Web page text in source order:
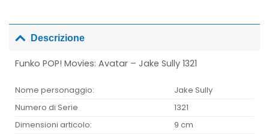
Descrizione
Funko POP! Movies: Avatar – Jake Sully 1321
Nome personaggio:
Jake Sully
Numero di Serie
1321
Dimensioni articolo:
9 cm